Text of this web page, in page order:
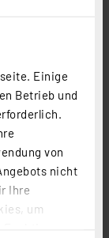
Einige
Betrieb und
von
nicht
Ihre
um